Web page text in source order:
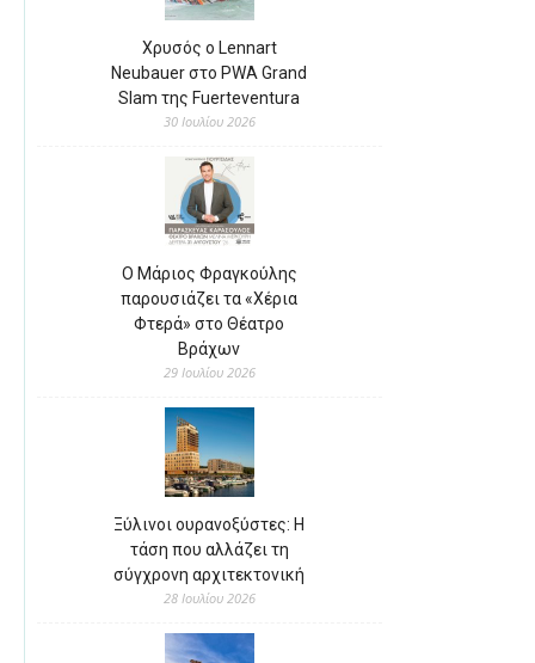
Χρυσός ο Lennart
Neubauer στο PWA Grand
Slam της Fuerteventura
30 Ιουλίου 2026
Ο Μάριος Φραγκούλης
παρουσιάζει τα «Χέρια
Φτερά» στο Θέατρο
Βράχων
29 Ιουλίου 2026
Ξύλινοι ουρανοξύστες: Η
τάση που αλλάζει τη
σύγχρονη αρχιτεκτονική
28 Ιουλίου 2026